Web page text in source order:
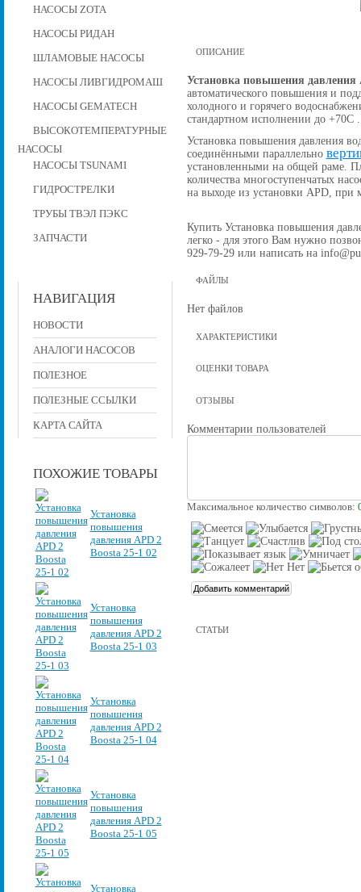
НАСОСЫ ZOTA
НАСОСЫ РИДАН
ШЛАМОВЫЕ НАСОСЫ
НАСОСЫ ЛИВГИДРОМАШ
НАСОСЫ GEMATECH
ВЫСОКОТЕМПЕРАТУРНЫЕ
НАСОСЫ
НАСОСЫ TSUNAMI
ГИДРОСТРЕЛКИ
ТРУБЫ ТВЭЛ ПЭКС
ЗАПЧАСТИ
НАВИГАЦИЯ
НОВОСТИ
АНАЛОГИ НАСОСОВ
ПОЛЕЗНОЕ
ПОЛЕЗНЫЕ ССЫЛКИ
КАРТА САЙТА
ПОХОЖИЕ ТОВАРЫ
Установка
повышения
давления APD 2
Boosta 25-1 02
Установка
повышения
давления APD 2
Boosta 25-1 03
Установка
повышения
давления APD 2
Boosta 25-1 04
Установка
повышения
давления APD 2
Boosta 25-1 05
Установка
ОПИСАНИЕ
Установка повышения давления
автоматического повышения и
холодного и горячего
стандартном исполнении до +70С .
Установка повышения давления
соединёнными параллельно
установленными на общей раме.
количества многоступенчатых
на выходе из установки APD,
Купить Установка повышения
легко - для этого Вам нужно
929-79-29 или написать на
ФАЙЛЫ
Нет файлов
ХАРАКТЕРИСТИКИ
ОЦЕНКИ ТОВАРА
ОТЗЫВЫ
Комментарии пользователей
Максимальное количество символов:
СТАТЬИ